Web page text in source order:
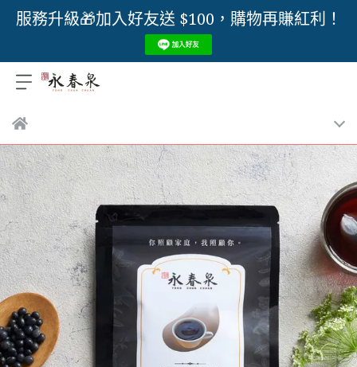
服務升級🎁加入好友送 $100，購物再賺紅利！